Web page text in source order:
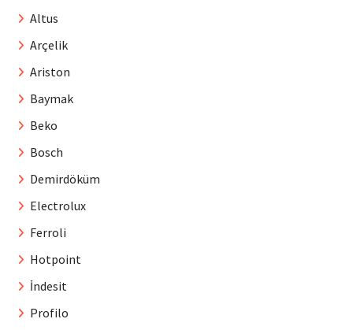
Altus
Arçelik
Ariston
Baymak
Beko
Bosch
Demirdöküm
Electrolux
Ferroli
Hotpoint
İndesit
Profilo